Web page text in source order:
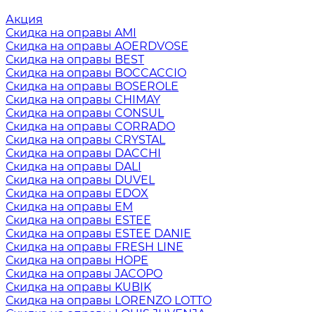
Акция
Скидка на оправы AMI
Скидка на оправы AOERDVOSE
Скидка на оправы BEST
Скидка на оправы BOCCACCIO
Скидка на оправы BOSEROLE
Скидка на оправы CHIMAY
Скидка на оправы CONSUL
Скидка на оправы CORRADO
Скидка на оправы CRYSTAL
Скидка на оправы DACCHI
Скидка на оправы DALI
Скидка на оправы DUVEL
Скидка на оправы EDOX
Скидка на оправы EM
Скидка на оправы ESTEE
Скидка на оправы ESTEE DANIE
Скидка на оправы FRESH LINE
Скидка на оправы HOPE
Скидка на оправы JACOPO
Скидка на оправы KUBIK
Скидка на оправы LORENZO LOTTO